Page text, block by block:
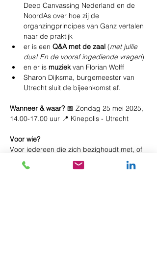
Deep Canvassing Nederland en de
NoordAs over hoe zij de
organzingprincipes van Ganz vertalen
naar de praktijk
er is een Q&A met de zaal (met jullie
dus! En de vooraf ingediende vragen)
en er is muziek van Florian Wolff
Sharon Dijksma, burgemeester van
Utrecht sluit de bijeenkomst af.
Wanneer & waar? 📅 Zondag 25 mei 2025,
14.00-17.00 uur 📍 Kinepolis - Utrecht
Voor wie?
Voor iedereen die zich bezighoudt met, of
geïnteresseerd is in organizing, community
building, bewegingsopbouw, politiek